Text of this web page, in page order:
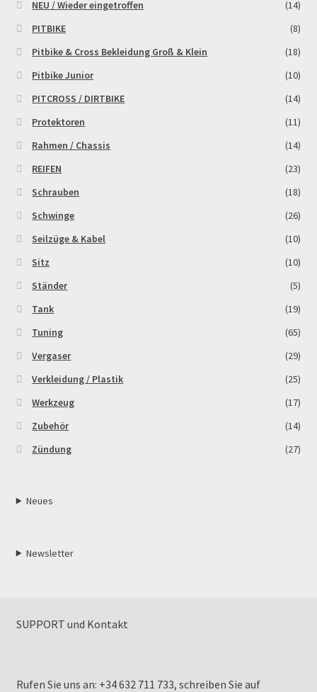
NEU / Wieder eingetroffen
(14)
PITBIKE
(8)
Pitbike & Cross Bekleidung Groß & Klein
(18)
Pitbike Junior
(10)
PITCROSS / DIRTBIKE
(14)
Protektoren
(11)
Rahmen / Chassis
(14)
REIFEN
(23)
Schrauben
(18)
Schwinge
(26)
Seilzüge & Kabel
(10)
Sitz
(10)
Ständer
(5)
Tank
(19)
Tuning
(65)
Vergaser
(29)
Verkleidung / Plastik
(25)
Werkzeug
(17)
Zubehör
(14)
Zündung
(27)
Neues
Newsletter
SUPPORT und Kontakt
Rufen Sie uns an: +34 632 711 733, schreiben Sie auf